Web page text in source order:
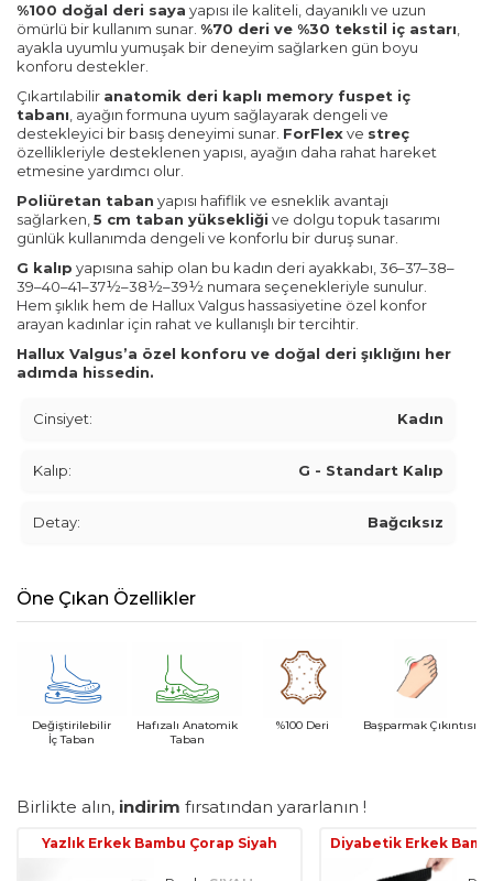
%100 doğal deri saya yapısı ile kaliteli, dayanıklı ve uzun
ömürlü bir kullanım sunar. %70 deri ve %30 tekstil iç astarı,
ayakla uyumlu yumuşak bir deneyim sağlarken gün boyu
konforu destekler.
Çıkartılabilir anatomik deri kaplı memory fuspet iç
tabanı, ayağın formuna uyum sağlayarak dengeli ve
destekleyici bir basış deneyimi sunar. ForFlexve streç
özellikleriyle desteklenen yapısı, ayağın daha rahat hareket
etmesine yardımcı olur.
Poliüretan taban yapısı hafiflik ve esneklik avantajı
sağlarken,5 cm taban yüksekliği ve dolgu topuk tasarımı
günlük kullanımda dengeli ve konforlu bir duruş sunar.
G kalıp yapısına sahip olan bu kadın deri ayakkabı, 36–37–38–
39–40–41–37½–38½–39½ numara seçenekleriyle sunulur.
Hem şıklık hem de Hallux Valgus hassasiyetine özel konfor
arayan kadınlar için rahat ve kullanışlı bir tercihtir.
Hallux Valgus’a özel konforu ve doğal deri şıklığını her
adımda hissedin.
Cinsiyet: Kadın
Kalıp: G - Standart Kalıp
Detay: Bağcıksız
Öne Çıkan Özellikler
Değiştirilebilir
İç Taban
Hafızalı Anatomik
Taban
%100 Deri Başparmak Çıkıntısı
Birlikte alın, indirim fırsatından yararlanın !
Yazlık Erkek Bambu Çorap Siyah Diyabetik Erkek